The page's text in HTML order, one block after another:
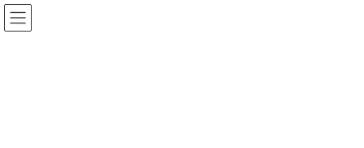
コ
ン
ナ
ビ